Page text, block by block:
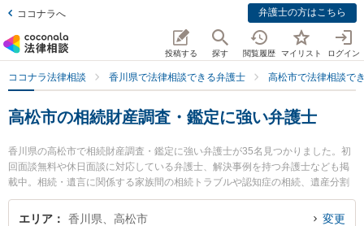
ココナラへ 弁護士の方はこちら
投稿する 探す 閲覧履歴 マイリスト ログイン
ココナラ法律相談 香川県で法律相談できる弁護士 高松市で法律相談で
高松市の相続財産調査・鑑定に強い弁護士
香川県の高松市で相続財産調査・鑑定に強い弁護士が35名見つかりました。初
回面談無料や休日面談に対応している弁護士、解決事例を持つ弁護士なども掲
載中。相続・遺言に関係する家族間の相続トラブルや認知症の相続、遺産分割
等の細かな分野での絞り込み検索もでき便利です。特に小早川法律事務所の小
早川 龍司弁護士や堀井法律事務所の堀井 実弁護士、小早川法律事務所の小早川
エリア 香川県、高松市 変更